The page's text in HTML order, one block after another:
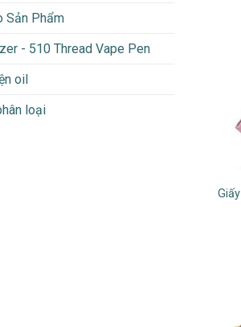
Sản Phẩm
- 510 Thread Vape Pen
oil
loại